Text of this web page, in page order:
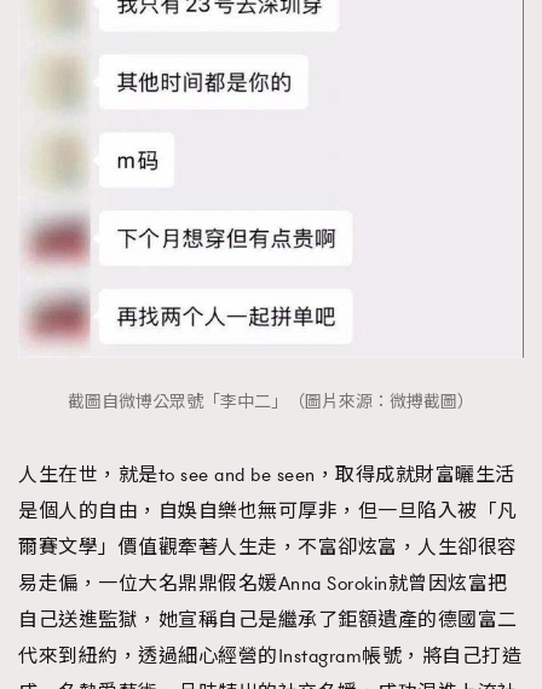
截圖自微博公眾號「李中二」（圖片來源：微搏截圖）
人生在世，就是to see and be seen，取得成就財富曬生活
是個人的自由，自娛自樂也無可厚非，但一旦陷入被「凡
爾賽文學」價值觀牽著人生走，不富卻炫富，人生卻很容
易走偏，一位大名鼎鼎假名媛Anna Sorokin就曾因炫富把
自己送進監獄，她宣稱自己是繼承了鉅額遺產的德國富二
代來到紐約，透過細心經營的Instagram帳號，將自己打造